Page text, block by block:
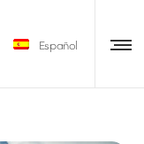
Español